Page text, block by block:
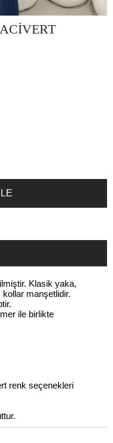
Klasik yaka,
kollar manşetlidir.
ile birlikte
renk seçenekleri